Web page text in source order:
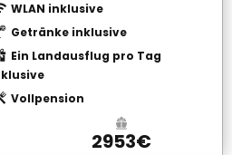
WLAN inklusive
Getränke inklusive
Ein Landausflug pro Tag
Vollpension
2953€